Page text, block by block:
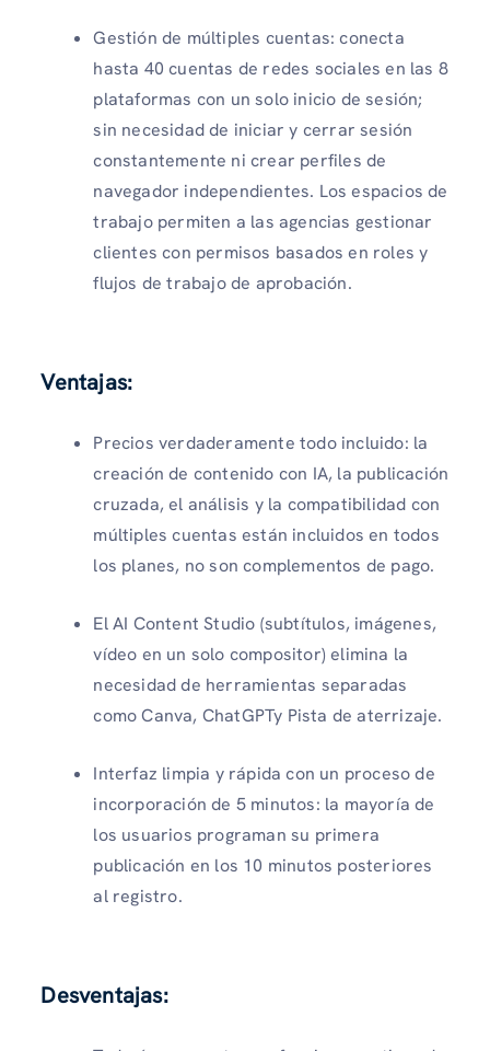
Gestión de múltiples cuentas: conecta
hasta 40 cuentas de redes sociales en las 8
plataformas con un solo inicio de sesión;
sin necesidad de iniciar y cerrar sesión
constantemente ni crear perfiles de
navegador independientes. Los espacios de
trabajo permiten a las agencias gestionar
clientes con permisos basados ​​en roles y
flujos de trabajo de aprobación.
Ventajas:
Precios verdaderamente todo incluido: la
creación de contenido con IA, la publicación
cruzada, el análisis y la compatibilidad con
múltiples cuentas están incluidos en todos
los planes, no son complementos de pago.
El AI Content Studio (subtítulos, imágenes,
vídeo en un solo compositor) elimina la
necesidad de herramientas separadas
como Canva, ChatGPTy Pista de aterrizaje.
Interfaz limpia y rápida con un proceso de
incorporación de 5 minutos: la mayoría de
los usuarios programan su primera
publicación en los 10 minutos posteriores
al registro.
Desventajas: